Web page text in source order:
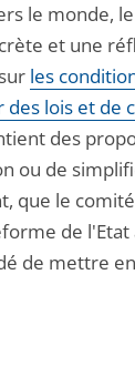
le monde,
et une
les
lois et de
des
ou de
que le comité
de l'Etat
de mettre